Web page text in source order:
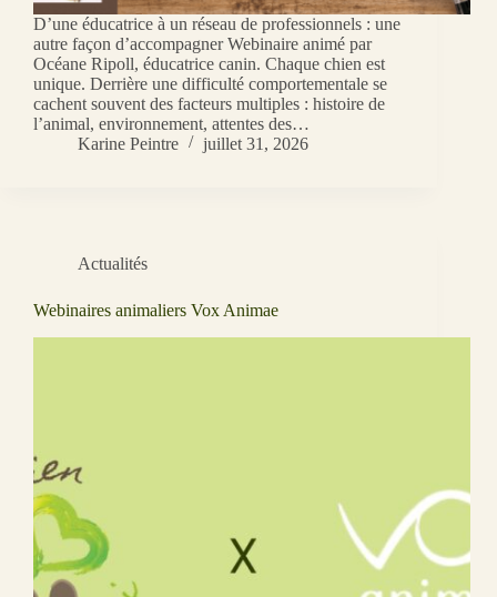
D’une éducatrice à un réseau de professionnels : une
autre façon d’accompagner Webinaire animé par
Océane Ripoll, éducatrice canin. Chaque chien est
unique. Derrière une difficulté comportementale se
cachent souvent des facteurs multiples : histoire de
l’animal, environnement, attentes des…
Karine Peintre
juillet 31, 2026
Actualités
Webinaires animaliers Vox Animae